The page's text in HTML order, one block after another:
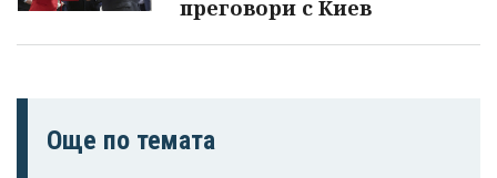
преговори с Киев
Още по темата